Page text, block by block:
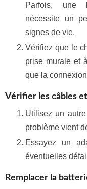
Parfois, une
nécessite un
signes de vie.
Vérifiez que le
prise murale et
que la
Vérifier les câbles
Utilisez un
problème vient
Essayez un
éventuelles
Remplacer la